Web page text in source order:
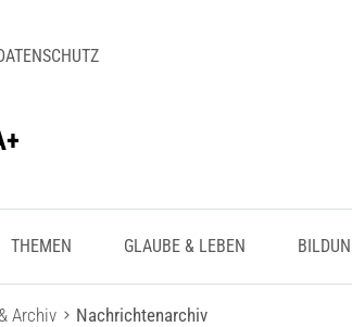
THEMEN GLAUBE & LEBEN
Archiv Nachrichtenarchiv